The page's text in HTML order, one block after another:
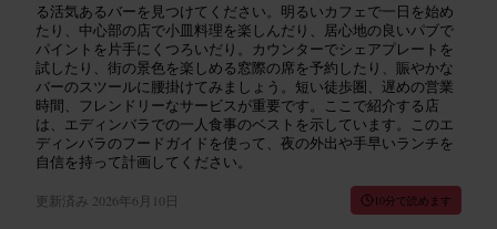
る活気あるバーを見つけてください。明るいカフェで一日を始め
たり、中心部の店で小皿料理を楽しんだり、居心地の良いパブで
パイントを片手にくつろいだり。カウンターでシェアプレートを
試したり、街の景色を楽しめる窓際の席を予約したり、賑やかな
バーのスツールに腰掛けてみましょう。短い徒歩圏、遅めの営業
時間、フレンドリーなサービスが重要です。ここで紹介する店
は、エディンバラでの一人食事のベストを示しています。このエ
ディンバラのフードガイドを使って、夜の外出や手早いランチを
自信を持って計画してください。
更新済み 2026年6月10日 10分で読めます